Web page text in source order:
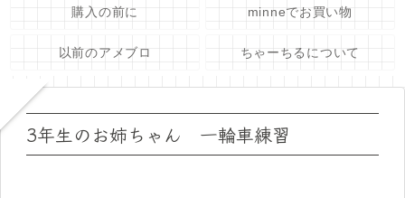
購入の前に minneでお買い物
以前のアメブロ ちゃーちるについて
3年生のお姉ちゃん 一輪車練習